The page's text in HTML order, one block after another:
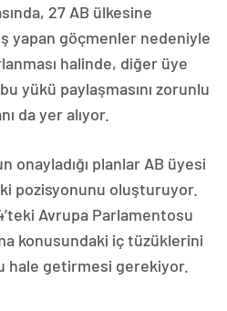
27 AB ülkesine
yapan göçmenler nedeniyle
halinde, diğer üye
yükü paylaşmasını zorunlu
da yer alıyor.
onayladığı planlar AB üyesi
pozisyonunu oluşturuyor.
Avrupa Parlamentosu
konusundaki iç tüzüklerini
hale getirmesi gerekiyor.